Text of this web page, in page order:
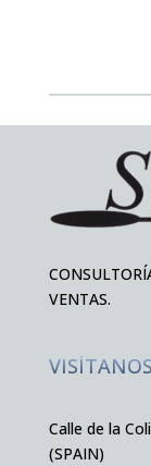
VENTAS.
VISÍTANOS
Calle de la
(SPAIN)